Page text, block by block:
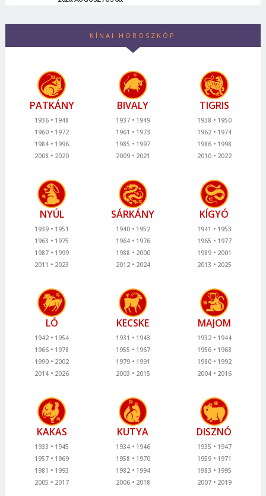
KÍNAI HOROSZKÓP
PATKÁNY
1936
1948
1960
1972
1984
1996
2008
2020
BIVALY
1937
1949
1961
1973
1985
1997
2009
2021
TIGRIS
1938
1950
1962
1974
1986
1998
2010
2022
NYÚL
1939
1951
1963
1975
1987
1999
2011
2023
SÁRKÁNY
1940
1952
1964
1976
1988
2000
2012
2024
KÍGYÓ
1941
1953
1965
1977
1989
2001
2013
2025
LÓ
1942
1954
1966
1978
1990
2002
2014
2026
KECSKE
1931
1943
1955
1967
1979
1991
2003
2015
MAJOM
1932
1944
1956
1968
1980
1992
2004
2016
KAKAS
1933
1945
1957
1969
1981
1993
2005
2017
KUTYA
1934
1946
1958
1970
1982
1994
2006
2018
DISZNÓ
1935
1947
1959
1971
1983
1995
2007
2019